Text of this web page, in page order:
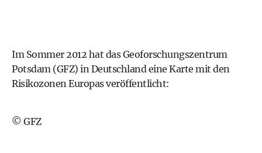
Im Sommer 2012 hat das Geoforschungszentrum
Potsdam (GFZ) in Deutschland eine Karte mit den
Risikozonen Europas veröffentlicht:
© GFZ